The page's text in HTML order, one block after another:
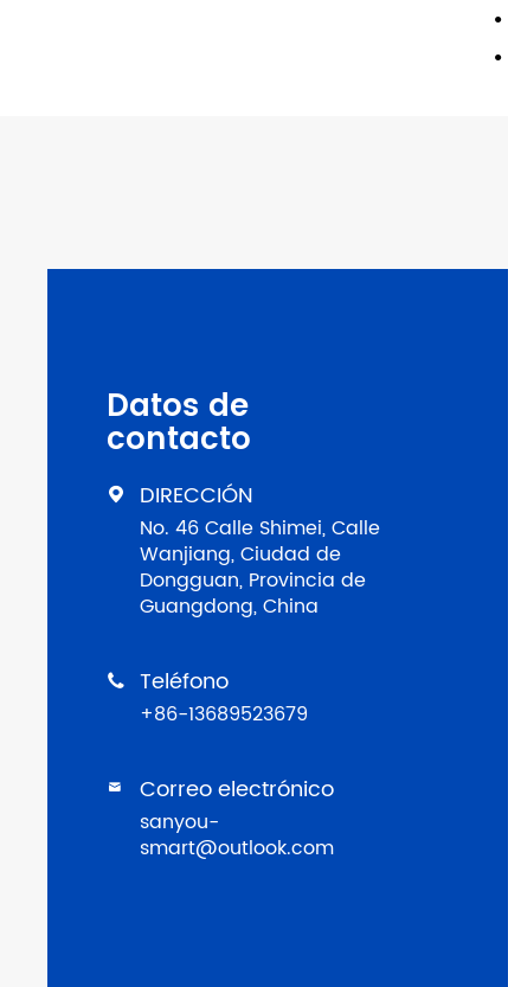
Datos de
contacto
 DIRECCIÓN
No. 46 Calle Shimei, Calle
Wanjiang, Ciudad de
Dongguan, Provincia de
Guangdong, China
 Teléfono
+86-13689523679
 Correo electrónico
sanyou-
smart@outlook.com